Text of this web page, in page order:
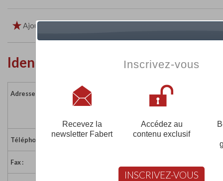
Ajouter aux favoris
Identité de l'établissement
Adresse :
300 rue de la Charrière
69380 CIVRIEUX D AZERGUES
Téléphone :
Fax :
Inscrivez-vous
Recevez la
newsletter Fabert
Accédez au
contenu exclusif
INSCRIVEZ-VOUS